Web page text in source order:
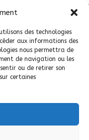
des technologies
aux informations des
nous permettra de
de navigation ou les
ou de retirer son
certaines
Industrie et Services. |